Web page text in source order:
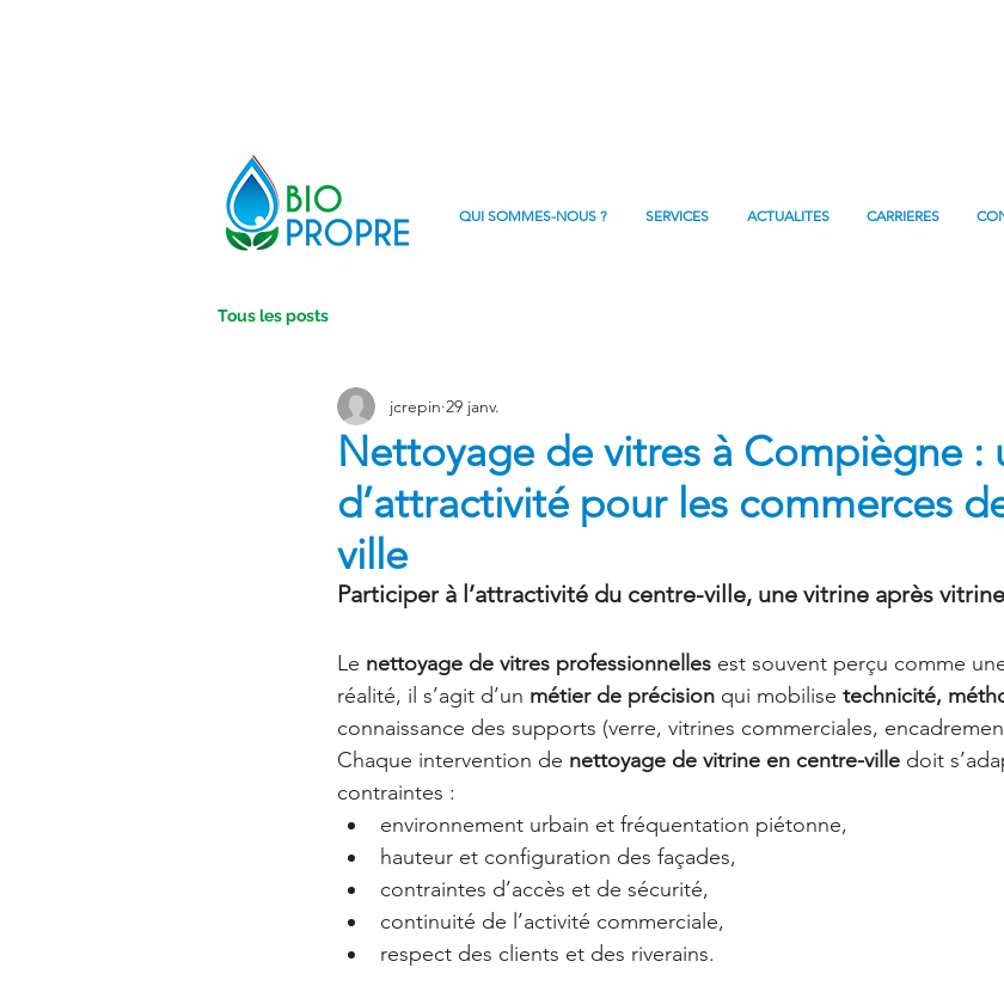
QUI SOMMES-NOUS ? SERVICES ACTUALITES CARRIERES
Tous les posts
Nettoyage de vitres à Compiègne :
d’attractivité pour les commerces
ville
jcrepin 29 janv.
Participer à l’attractivité du centre-ville, une vitrine après vitrine
Le nettoyage de vitres professionnelles est souvent perçu comme
réalité, il s’agit d’un métier de précision qui mobilise technicité,
connaissance des supports (verre, vitrines commerciales,
Chaque intervention de nettoyage de vitrine en centre-ville doit
contraintes :
environnement urbain et fréquentation piétonne,
hauteur et configuration des façades,
contraintes d’accès et de sécurité,
continuité de l’activité commerciale,
respect des clients et des riverains.